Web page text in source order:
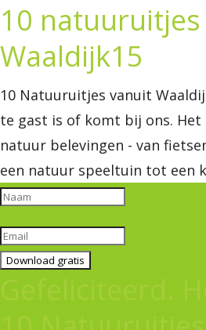
10
Waaldijk15
10 Natuuruitjes vanuit
te gast is of komt bij ons. Het
natuur belevingen - van
een natuur speeltuin tot een
Download gratis